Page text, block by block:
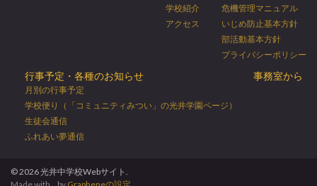
学校紹介
アクセス
危機管理マニュアル
いじめ防止基本方針
部活動基本方針
プライバシーポリシー
行事予定・各種のお知らせ
月別の行事予定
学校便り（「コミュニティみつい」の光井学園ページ）
生徒会通信
ふれあい夢通信
事務室から
© 2026 光井中学校Webサイト.